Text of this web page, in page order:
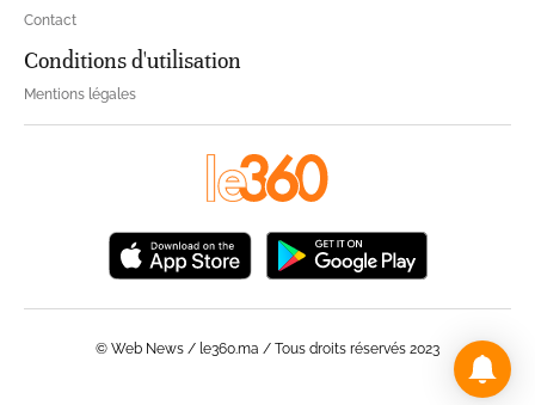
Contact
Conditions d'utilisation
Mentions légales
© Web News / le360.ma / Tous droits réservés 2023